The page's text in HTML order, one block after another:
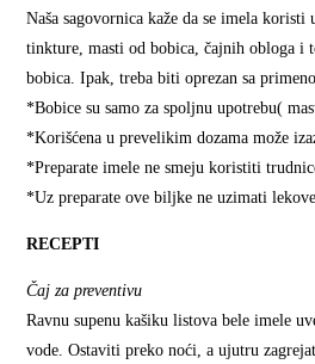
Naša sagovornica kaže da se imela koristi
tinkture, masti od bobica, čajnih obloga i
bobica. Ipak, treba biti oprezan sa
*Bobice su samo za spoljnu upotrebu(
*Korišćena u prevelikim dozama može
*Preparate imele ne smeju koristiti
*Uz preparate ove biljke ne uzimati
RECEPTI
Čaj za preventivu
Ravnu supenu kašiku listova bele imele
vode. Ostaviti preko noći, a ujutru